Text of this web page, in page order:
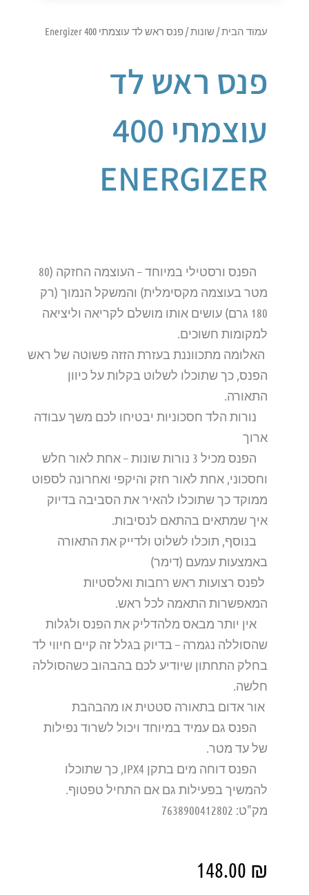
עמוד הבית/שונות/ פנס ראש לד עוצמתי 400 Energizer
פנס ראש לד
עוצמתי 400
ENERGIZER
הפנס ורסטילי במיוחד – העוצמה החזקה (80
מטר בעוצמה מקסימלית) והמשקל הנמוך (רק
180 גרם) עושים אותו מושלם לקריאה וליציאה
למקומות חשוכים.
האלומה מתכווננת בעזרת הזזה פשוטה של ראש
הפנס, כך שתוכלו לשלוט בקלות על כיוון
התאורה.
נורות הלד חסכוניות יבטיחו לכם משך עבודה
ארוך
הפנס מכיל 3 נורות שונות – אחת לאור חלש
וחסכוני, אחת לאור חזק והיקפי ואחרונה לספוט
ממוקד כך שתוכלו להאיר את הסביבה בדיוק
איך שמתאים בהתאם לנסיבות.
בנוסף, תוכלו לשלוט ולדייק את התאורה
באמצעות עמעם (דימר)
לפנס רצועות ראש רחבות ואלסטיות
המאפשרות התאמה לכל ראש.
אין יותר מבאס מלהדליק את הפנס ולגלות
שהסוללה נגמרה – בדיוק בגלל זה קיים חיווי לד
בחלק התחתון שיודיע לכם בהבהוב כשהסוללה
חלשה.
אור אדום בתאורה סטטית או מהבהבת
הפנס גם עמיד במיוחד ויכול לשרוד נפילות
של עד מטר.
הפנס דוחה מים בתקן IPX4, כך שתוכלו
להמשיך בפעילות גם אם התחיל טפטוף.
מק"ט: 7638900412802
148.00 ₪